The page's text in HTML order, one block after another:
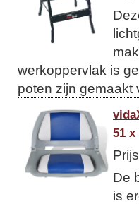
werkoppervlak is
poten zijn gemaakt
51 x
De
is